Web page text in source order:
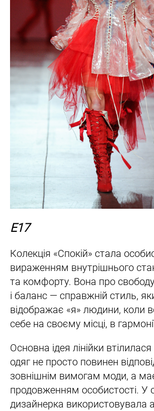
Е17
Колекція «Спокій» стала
вираженням внутрішнього
та комфорту. Вона про
і баланс — справжній стиль,
відображає «я» людини, коли
себе на своєму місці, в
Основна ідея лінійки
одяг не просто повинен
зовнішнім вимогам моди, а
продовженням особистості. У
дизайнерка використовувала